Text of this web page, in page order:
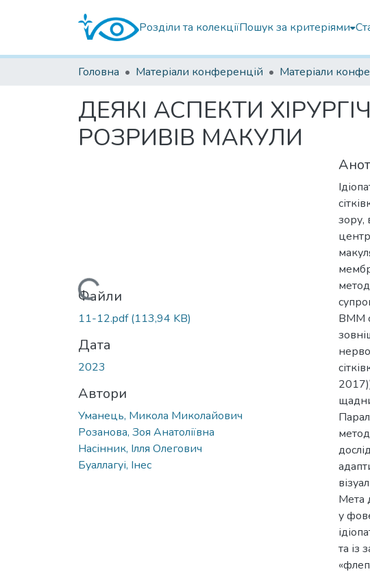
Розділи та колекціїПошук за критеріями
Головна Матеріали конференцій
ДЕЯКІ АСПЕКТИ
РОЗРИВІВ МАКУЛИ
Вантажиться...Файли
11-12.pdf(113,94 KB)
Дата
2023
Автори
Уманець, Микола Миколайович
Розанова, Зоя Анатоліївна
Насінник, Ілля Олегович
Буаллагуі, Інес
зору,
ВММ
Мета
у
та із